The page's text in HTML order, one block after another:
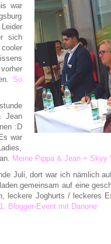
war
sich
So
Jean
:D
war
Meine Pippa & Jean + Skyy
Juli, dort war ich nämlich
gemeinsam auf eine
leckere Joghurts / leckeres
Blogger-Event mit Danone